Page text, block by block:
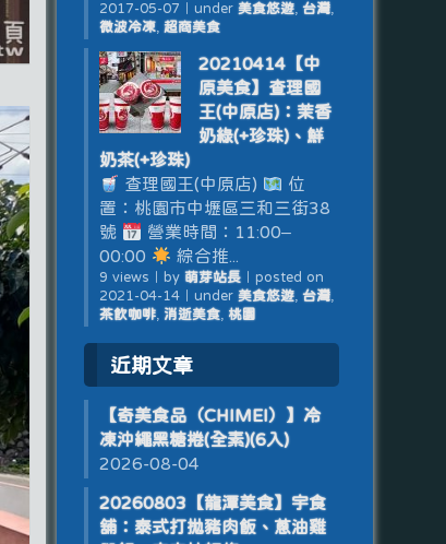
2017-05-07
under 美食悠遊, 台灣,
微波冷凍, 超商美食
20210414【中
原美食】查理國
王(中原店)：茉香
奶綠(+珍珠)、鮮
奶茶(+珍珠)
查理國王(中原店)
位
置：桃園市中壢區三和三街38
號
營業時間：11:00–
00:00
綜合推...
9 views by 萌芽站長｜ posted on
2021-04-14｜ under 美食悠遊, 台灣,
茶飲咖啡, 消逝美食, 桃園
近期文章
【奇美食品（CHIMEI）】冷
凍沖繩黑糖捲(全素)(6入)
2026-08-04
20260803【龍潭美食】宇食
舖：泰式打拋豬肉飯、蔥油雞